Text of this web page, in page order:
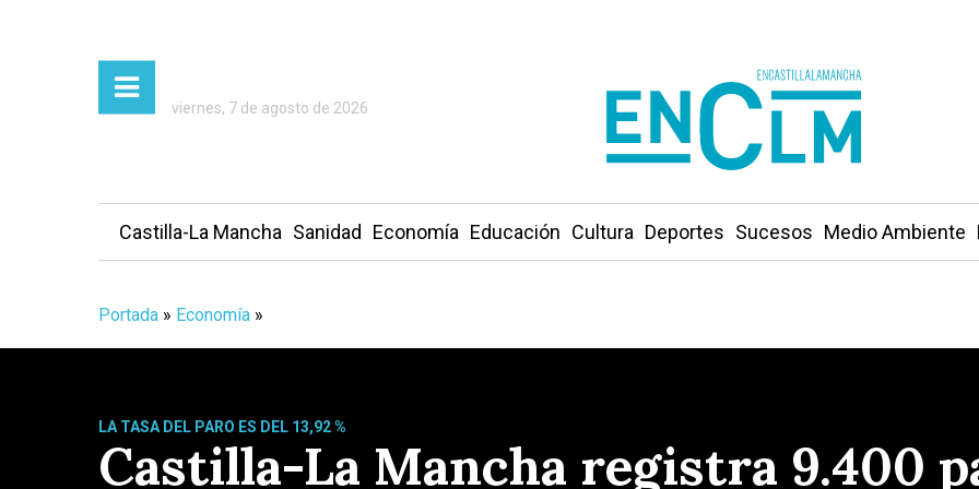
viernes, 7 de agosto de 2026
Castilla-La Mancha Sanidad Economía Educación Cultura Deportes Sucesos Medio Ambiente
Portada » Economía »
LA TASA DEL PARO ES DEL 13,92 %
Castilla-La Mancha registra 9.400